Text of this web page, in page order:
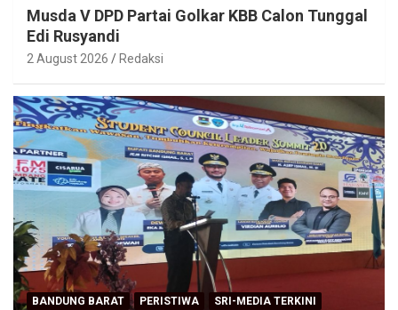
Musda V DPD Partai Golkar KBB Calon Tunggal
Edi Rusyandi
2 August 2026 Redaksi
BANDUNG BARAT PERISTIWA SRI-MEDIA TERKINI